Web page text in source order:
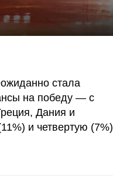
стала
на победу — с
Дания и
и четвертую (7%)